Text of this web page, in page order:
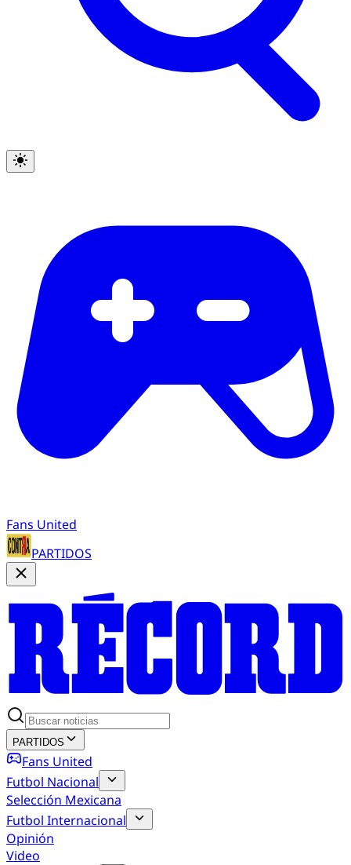
Fans United
PARTIDOS
PARTIDOS
Fans United
Futbol Nacional
Selección Mexicana
Futbol Internacional
Opinión
Video